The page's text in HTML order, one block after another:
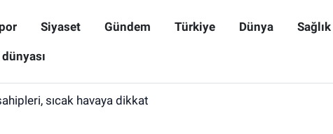
Siyaset Gündem Türkiye Dünya Sağlık
sıcak havaya dikkat